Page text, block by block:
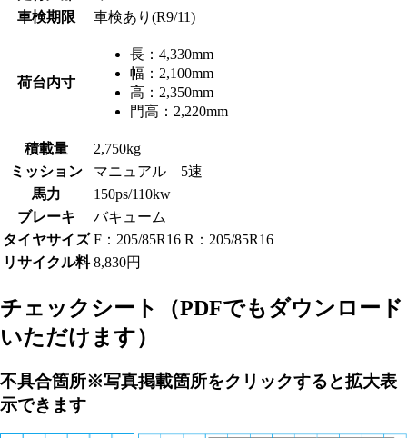
車検期限
車検あり(R9/11)
荷台内寸
長： 4,330mm
幅： 2,100mm
高： 2,350mm
門高： 2,220mm
積載量
2,750kg
ミッション
マニュアル 5速
馬力
150ps/110kw
ブレーキ
バキューム
タイヤサイズ F：205/85R16 R：205/85R16
リサイクル料 8,830円
チェックシート
（PDFでもダウンロード
いただけます）
不具合箇所※写真掲載箇所をクリックすると拡大表
示できます